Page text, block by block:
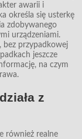
awarii i
określa się usterkę
zdobywanego
urządzeniami.
bez przypadkowej
jeszcze
na czym
z
również realne